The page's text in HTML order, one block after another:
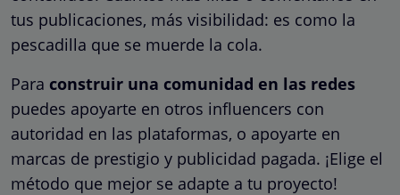
tus publicaciones, más visibilidad: es como la
pescadilla que se muerde la cola.
Para construir una comunidad en las redes
puedes apoyarte en otros influencers con
autoridad en las plataformas, o apoyarte en
marcas de prestigio y publicidad pagada. ¡Elige el
método que mejor se adapte a tu proyecto!